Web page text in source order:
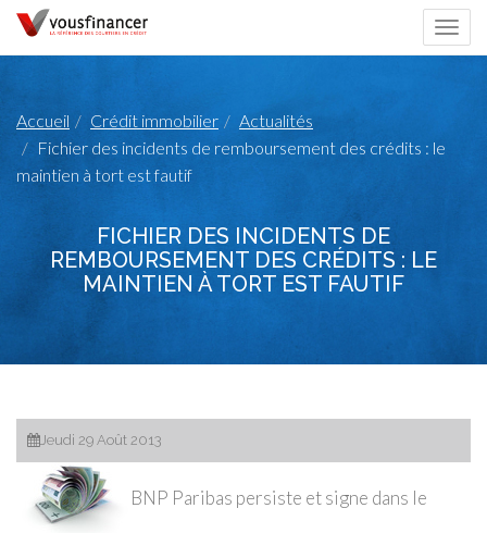
Accueil Crédit immobilier
Actualités
Fichier des incidents de remboursement des crédits : le
maintien à tort est fautif
FICHIER DES INCIDENTS DE
REMBOURSEMENT DES CRÉDITS : LE
MAINTIEN À TORT EST FAUTIF
Jeudi 29 Août 2013
BNP Paribas persiste et signe dans le